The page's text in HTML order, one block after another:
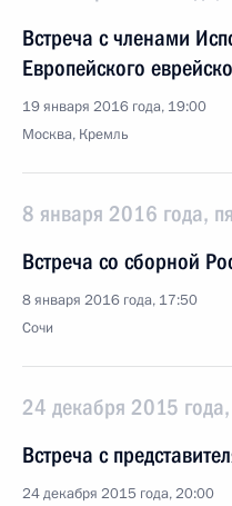
Встреча с членами
Европейского
19 января 2016 года, 19:00
Москва, Кремль
8 января 2016 года,
Встреча со сборной
8 января 2016 года, 17:50
Сочи
24 декабря 2015 года,
Встреча с
24 декабря 2015 года, 20:00